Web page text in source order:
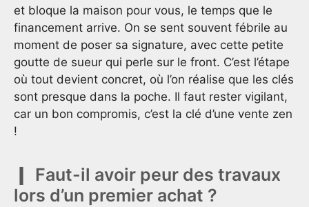
et bloque la maison pour vous, le temps que le
financement arrive. On se sent souvent fébrile au
moment de poser sa signature, avec cette petite
goutte de sueur qui perle sur le front. C’est l’étape
où tout devient concret, où l’on réalise que les clés
sont presque dans la poche. Il faut rester vigilant,
car un bon compromis, c’est la clé d’une vente zen
!
Faut-il avoir peur des travaux
lors d’un premier achat ?